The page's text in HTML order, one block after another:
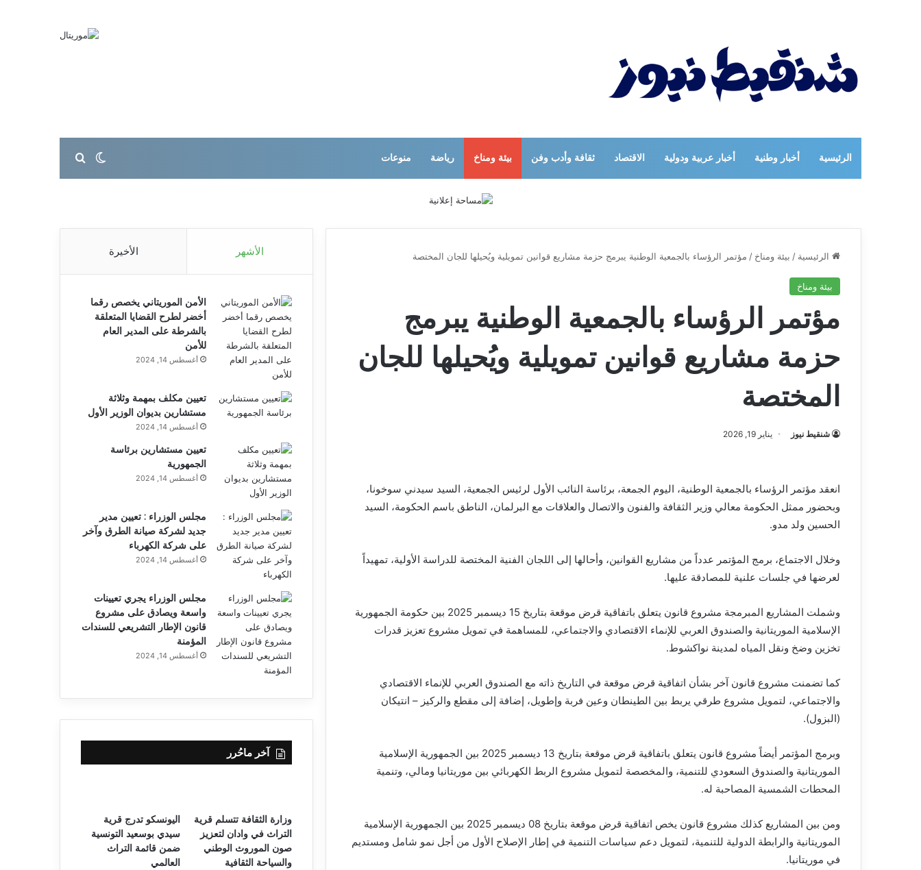
الرئيسية أخبار وطنية أخبار عربية ودولية الاقتصاد ثقافة وأدب وفن بيئة ومناخ رياضة منوعات الوضع المظلم
بحث عن
الرئيسية / بيئة ومناخ / مؤتمر الرؤساء بالجمعية الوطنية يبرمج حزمة مشاريع قوانين تمويلية ويُحيلها للجان المختصة
بيئة ومناخ
مؤتمر الرؤساء بالجمعية الوطنية يبرمج
حزمة مشاريع قوانين تمويلية ويُحيلها للجان
المختصة
شنقيط نيوز يناير 19, 2026
انعقد مؤتمر الرؤساء بالجمعية الوطنية، اليوم الجمعة، برئاسة النائب الأول لرئيس الجمعية، السيد سيدني سوخونا،
وبحضور ممثل الحكومة معالي وزير الثقافة والفنون والاتصال والعلاقات مع البرلمان، الناطق باسم الحكومة، السيد
الحسين ولد مدو.
وخلال الاجتماع، برمج المؤتمر عدداً من مشاريع القوانين، وأحالها إلى اللجان الفنية المختصة للدراسة الأولية، تمهيداً
لعرضها في جلسات علنية للمصادقة عليها.
وشملت المشاريع المبرمجة مشروع قانون يتعلق باتفاقية قرض موقعة بتاريخ 15 ديسمبر 2025 بين حكومة الجمهورية
الإسلامية الموريتانية والصندوق العربي للإنماء الاقتصادي والاجتماعي، للمساهمة في تمويل مشروع تعزيز قدرات
تخزين وضخ ونقل المياه لمدينة نواكشوط.
كما تضمنت مشروع قانون آخر بشأن اتفاقية قرض موقعة في التاريخ ذاته مع الصندوق العربي للإنماء الاقتصادي
والاجتماعي، لتمويل مشروع طرقي يربط بين الطينطان وعين فربة وإطويل، إضافة إلى مقطع والركيز – انتيكان
(البزول).
وبرمج المؤتمر أيضاً مشروع قانون يتعلق باتفاقية قرض موقعة بتاريخ 13 ديسمبر 2025 بين الجمهورية الإسلامية
الموريتانية والصندوق السعودي للتنمية، والمخصصة لتمويل مشروع الربط الكهربائي بين موريتانيا ومالي، وتنمية
المحطات الشمسية المصاحبة له.
ومن بين المشاريع كذلك مشروع قانون يخص اتفاقية قرض موقعة بتاريخ 08 ديسمبر 2025 بين الجمهورية الإسلامية
الموريتانية والرابطة الدولية للتنمية، لتمويل دعم سياسات التنمية في إطار الإصلاح الأول من أجل نمو شامل ومستديم
في موريتانيا.
الأشهر الأخيرة
الأمن الموريتاني يخصص رقما
أخضر لطرح القضايا المتعلقة
بالشرطة على المدير العام
للأمن
أغسطس 14, 2024
تعيين مكلف بمهمة وثلاثة
مستشارين بديوان الوزير الأول
أغسطس 14, 2024
تعيين مستشارين برئاسة
الجمهورية
أغسطس 14, 2024
مجلس الوزراء : تعيين مدير
جديد لشركة صيانة الطرق وآخر
على شركة الكهرباء
أغسطس 14, 2024
مجلس الوزراء يجري تعيينات
واسعة ويصادق على مشروع
قانون الإطار التشريعي للسندات
المؤمنة
أغسطس 14, 2024
آخر ماحُرر
وزارة الثقافة تتسلم قرية
التراث في وادان لتعزيز
صون الموروث الوطني
والسياحة الثقافية
اليونسكو تدرج قرية
سيدي بوسعيد التونسية
ضمن قائمة التراث
العالمي